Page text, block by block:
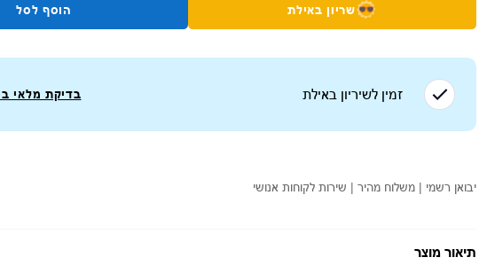
שריון באילת הוסף לסל
זמין לשיריון באילת בדיקת מלאי
יבואן רשמי | משלוח מהיר | שירות לקוחות אנושי
תיאור מוצר